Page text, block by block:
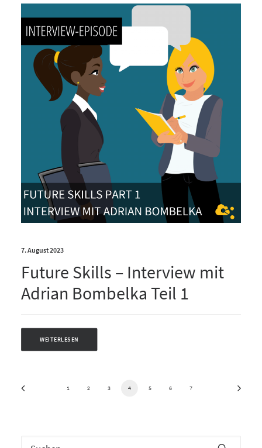
7. August 2023
Future Skills – Interview mit
Adrian Bombelka Teil 1
WEITERLESEN
1 2 3 4 5 6 7